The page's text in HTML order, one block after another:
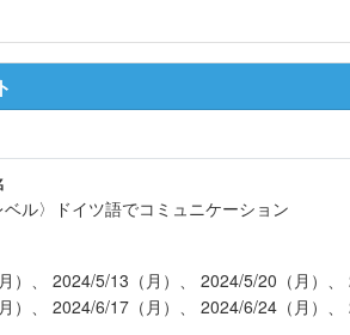
ベル〉ドイツ語でコミュニケーション
）、 2024/5/13（月）、 2024/5/20（月）、
）、 2024/6/17（月）、 2024/6/24（月）、